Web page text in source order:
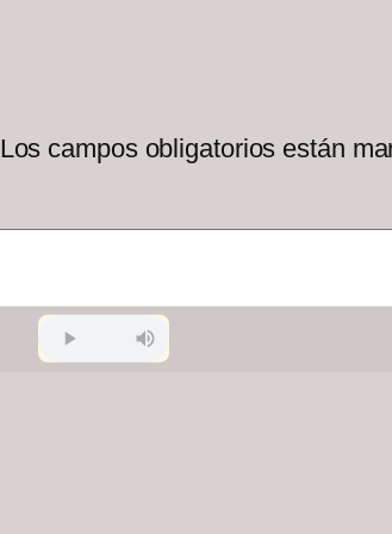
Los campos obligatorios están